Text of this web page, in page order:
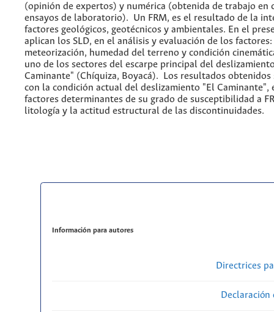
(opinión de expertos) y numérica (obtenida de trabajo en
ensayos de laboratorio). Un FRM, es el resultado de la
factores geológicos, geotécnicos y ambientales. En el
aplican los SLD, en el análisis y evaluación de los
meteorización, humedad del terreno y condición
uno de los sectores del escarpe principal del
Caminante" (Chíquiza, Boyacá). Los resultados obtenidos
con la condición actual del deslizamiento "El Caminante",
factores determinantes de su grado de susceptibilidad a
litología y la actitud estructural de las discontinuidades.
Información para autores
Directrices